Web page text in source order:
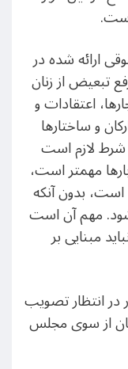
ارائه شده در
تبعیض از زنان
اعتقادات و
و ساختارها
شرط لازم است
مهمتر است،
بدون آنکه
شود. مهم آن است
مبنایی بر
انتظار تصویب
از سوی مجلس